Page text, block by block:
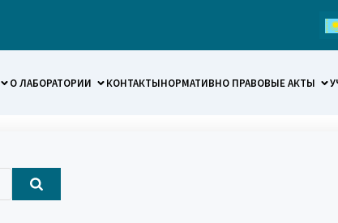
О ЛАБОРАТОРИИ КОНТАКТЫНОРМАТИВНО ПРАВОВЫЕ АКТЫ